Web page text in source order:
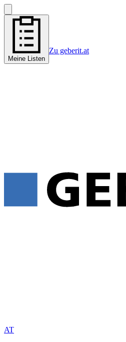
Meine Listen
Zu geberit.at
AT